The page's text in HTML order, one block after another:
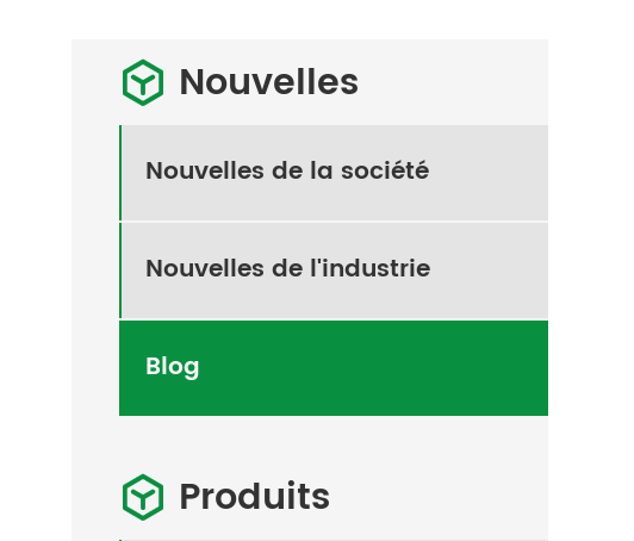
 Nouvelles
Nouvelles de la société
Nouvelles de l'industrie
Blog
 Produits